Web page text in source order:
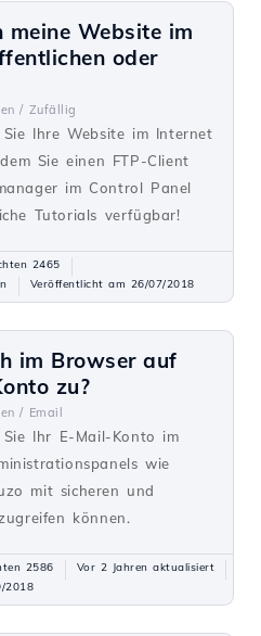
meine Website im
oder
/ Zufällig
Ihre Website im Internet
Sie einen FTP-Client
im Control Panel
Tutorials verfügbar!
2465
Veröffentlicht am 26/07/2018
im Browser auf
zu?
/ Email
Ihr E-Mail-Konto im
wie
mit sicheren und
können.
2586
Vor 2 Jahren aktualisiert
2018